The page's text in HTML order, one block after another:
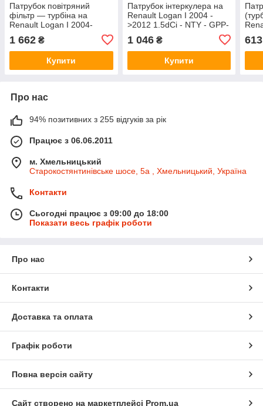
Патрубок повітряний
фільтр — турбіна на
Renault Logan I 2004-
SAS3354002
1 662 ₴
Купити
Патрубок інтеркулера на
Renault Logan I 2004 -
>2012 1.5dCi - NTY - GPP-
1 046₴
Купити
613
Про нас
94% позитивних з 255 відгуків за рік
Працює з 06.06.2011
м. Хмельницький
Старокостянтинівське шосе, 5а , Хмельницький, Україна
Контакти
Сьогодні працює з 09:00 до 18:00
Показати весь графік роботи
Про нас
Контакти
Доставка та оплата
Графік роботи
Повна версія сайту
Сайт створено на маркетплейсі Prom.ua